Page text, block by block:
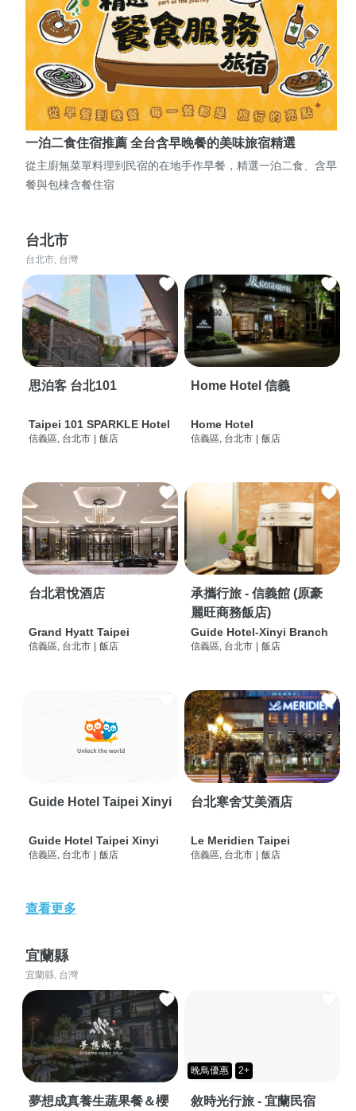
一泊二食住宿推薦 全台含早晚餐的美味旅宿精選
從主廚無菜單料理到民宿的在地手作早餐，精選一泊二食、含早
餐與包棟含餐住宿
台北市
台北市, 台灣
思泊客 台北101
Taipei 101 SPARKLE Hotel
信義區, 台北市 飯店
Home Hotel 信義
Home Hotel
信義區, 台北市 飯店
台北君悅酒店
Grand Hyatt Taipei
信義區, 台北市 飯店
承攜行旅 - 信義館 (原豪
麗旺商務飯店)
Guide Hotel-Xinyi Branch
信義區, 台北市 飯店
Guide Hotel Taipei Xinyi
Guide Hotel Taipei Xinyi
信義區, 台北市 | 飯店
台北寒舍艾美酒店
Le Meridien Taipei
信義區, 台北市 | 飯店
查看更多
宜蘭縣
宜蘭縣, 台灣
夢想成真養生蔬果餐＆櫻
晚鳥優惠 2+
敘時光行旅 - 宜蘭民宿